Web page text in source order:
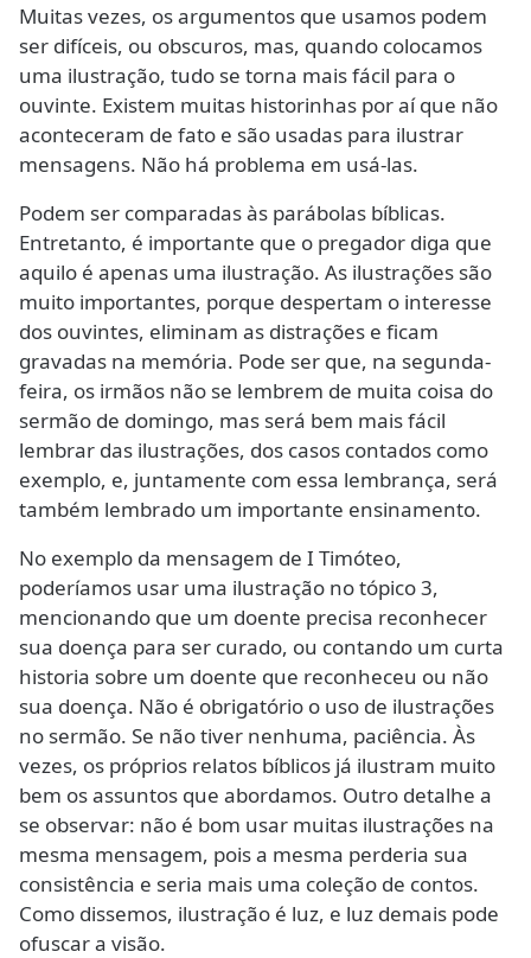
Muitas vezes, os argumentos que usamos podem
ser difíceis, ou obscuros, mas, quando colocamos
uma ilustração, tudo se torna mais fácil para o
ouvinte. Existem muitas historinhas por aí que não
aconteceram de fato e são usadas para ilustrar
mensagens. Não há problema em usá-las.
Podem ser comparadas às parábolas bíblicas.
Entretanto, é importante que o pregador diga que
aquilo é apenas uma ilustração. As ilustrações são
muito importantes, porque despertam o interesse
dos ouvintes, eliminam as distrações e ficam
gravadas na memória. Pode ser que, na segunda-
feira, os irmãos não se lembrem de muita coisa do
sermão de domingo, mas será bem mais fácil
lembrar das ilustrações, dos casos contados como
exemplo, e, juntamente com essa lembrança, será
também lembrado um importante ensinamento.
No exemplo da mensagem de I Timóteo,
poderíamos usar uma ilustração no tópico 3,
mencionando que um doente precisa reconhecer
sua doença para ser curado, ou contando um curta
historia sobre um doente que reconheceu ou não
sua doença. Não é obrigatório o uso de ilustrações
no sermão. Se não tiver nenhuma, paciência. Às
vezes, os próprios relatos bíblicos já ilustram muito
bem os assuntos que abordamos. Outro detalhe a
se observar: não é bom usar muitas ilustrações na
mesma mensagem, pois a mesma perderia sua
consistência e seria mais uma coleção de contos.
Como dissemos, ilustração é luz, e luz demais pode
ofuscar a visão.